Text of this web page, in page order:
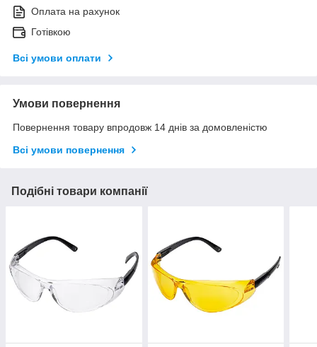
Оплата на рахунок
Готівкою
Всі умови оплати
Умови повернення
Повернення товару впродовж 14 днів за домовленістю
Всі умови повернення
Подібні товари компанії